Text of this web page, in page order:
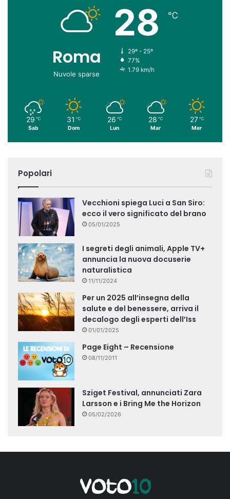
Roma
Nuvole sparse
28 ℃
29º - 25º
77%
1.79 km/h
29 ℃
Sab
31 ℃
Dom
26 ℃
Lun
28 ℃
Mar
27 ℃
Mer
Popolari
Vecchioni spiega Luci a San Siro:
ecco il vero significato del brano
05/01/2025
I segreti degli animali, Apple TV+
annuncia la nuova docuserie
naturalistica
11/11/2024
Per un 2025 all’insegna della
salute e del benessere, arriva il
decalogo degli esperti dell’Iss
01/01/2025
Page Eight – Recensione
08/11/2011
Sziget Festival, annunciati Zara
Larsson e i Bring Me the Horizon
05/02/2026